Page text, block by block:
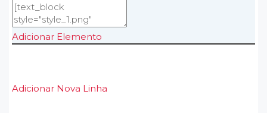
Adicionar Elemento
Adicionar Nova Linha